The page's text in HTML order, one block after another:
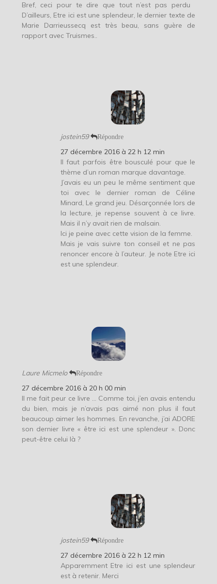
Bref, ceci pour te dire que tout n’est pas perdu
D’ailleurs, Etre ici est une splendeur, le dernier texte de
Marie Darrieussecq est très beau, sans guère de
rapport avec Truismes..
jostein59 Répondre
27 décembre 2016 à 22 h 12 min
Il faut parfois être bousculé pour que le
thème d’un roman marque davantage.
J’avais eu un peu le même sentiment que
toi avec le dernier roman de Céline
Minard, Le grand jeu. Désarçonnée lors de
la lecture, je repense souvent à ce livre.
Mais il n’y avait rien de malsain.
Ici je peine avec cette vision de la femme.
Mais je vais suivre ton conseil et ne pas
renoncer encore à l’auteur. Je note Etre ici
est une splendeur.
Laure Micmelo Répondre
27 décembre 2016 à 20 h 00 min
Il me fait peur ce livre … Comme toi, j’en avais entendu
du bien, mais je n’avais pas aimé non plus il faut
beaucoup aimer les hommes. En revanche, j’ai ADORE
son dernier livre « être ici est une splendeur ». Donc
peut-être celui là ?
jostein59 Répondre
27 décembre 2016 à 22 h 12 min
Apparemment Etre ici est une splendeur
est à retenir. Merci